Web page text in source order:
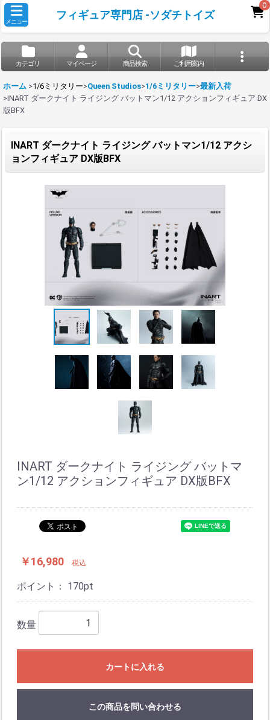
メニュー
フィギュア専門店 -ソダチトイズ
0
カテゴリ マイページ 商品検索 ご利用案内
ホーム >1/6ミリタリー>Queen Studios>1/6ミリタリー>最新入荷
>INART ダークナイト ライジング バットマン1/12 アクションフィギュア DX
版BFX
INART ダークナイト ライジング バットマン1/12 アクシ
ョンフィギュア DX版BFX
INART ダークナイト ライジング バットマ
ン1/12 アクションフィギュア DX版BFX
￥16,980 税込
ポイント： 170pt
数量
カートに入れる
この商品を問い合わせる